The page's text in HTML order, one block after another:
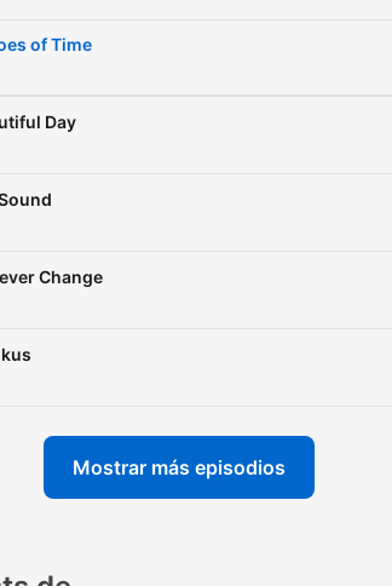
of Time
Day
Change
Mostrar más episodios